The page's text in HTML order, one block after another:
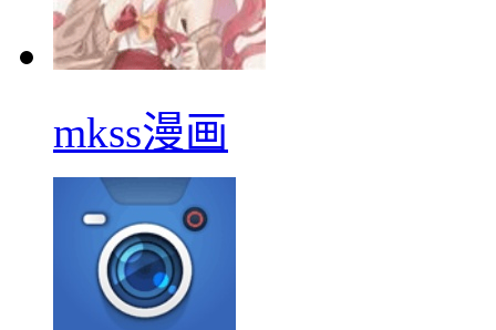
mkss漫画